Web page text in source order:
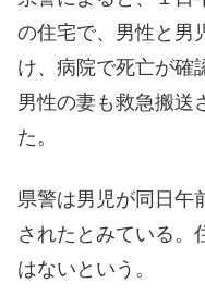
の住宅で、男性と男
け、病院で死亡が確
男性の妻も救急搬送
た。
県警は男児が同日午
されたとみている。
はないという。